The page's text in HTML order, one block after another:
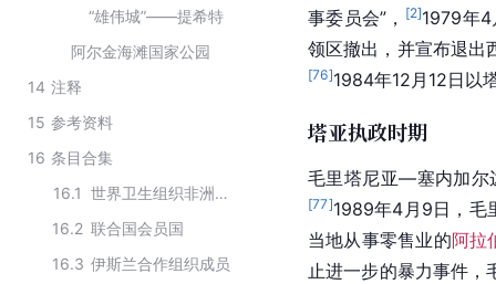
“雄伟城”——提希特
阿尔金海滩国家公园
14 注释
15 参考资料
16 条目合集
16.1
世界卫生组织非洲区域成员国
16.2 联合国会员国
16.3 伊斯兰合作组织成员
事委员会”， [2]1979年4
领区撤出，并宣布退出
[76]1984年12月12日以
塔亚执政时期
毛里塔尼亚—塞内加尔
[77]1989年4月9日，毛
当地从事零售业的阿拉
止进一步的暴力事件，